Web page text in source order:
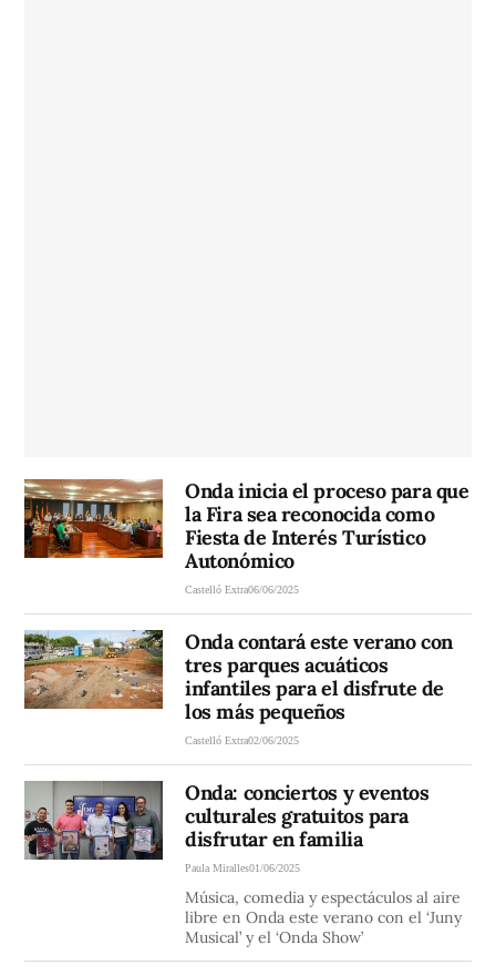
Onda inicia el proceso para que
la Fira sea reconocida como
Fiesta de Interés Turístico
Autonómico
Castelló Extra06/06/2025
Onda contará este verano con
tres parques acuáticos
infantiles para el disfrute de
los más pequeños
Castelló Extra02/06/2025
Onda: conciertos y eventos
culturales gratuitos para
disfrutar en familia
Paula Miralles01/06/2025
Música, comedia y espectáculos al aire
libre en Onda este verano con el ‘Juny
Musical’ y el ‘Onda Show’